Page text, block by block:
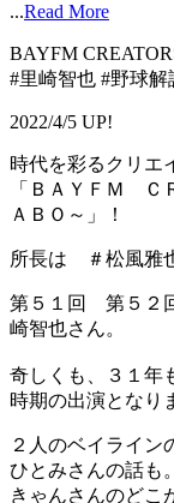
...Read More
BAYFM
#里崎智也 #野球解
2022/4/5 UP!
時代を彩るクリエ
「ＢＡＹＦＭ Ｃ
ＡＢＯ～」！
所長は ＃松風雅
第５１回 第５２
崎智也さん。
奇しくも、３１年
時期の出演となり
２人のベイライン
ひとみさんの話も。
きゃんさんのどこ